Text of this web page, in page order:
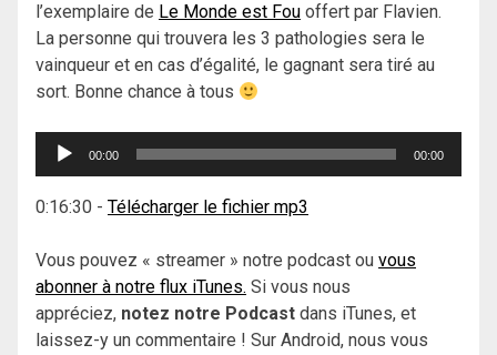
l’exemplaire de Le Monde est Fou offert par Flavien.
La personne qui trouvera les 3 pathologies sera le
vainqueur et en cas d’égalité, le gagnant sera tiré au
sort. Bonne chance à tous
Lecteur
00:00 00:00
0:16:30 - Télécharger le fichier mp3
Vous pouvez « streamer » notre podcast ou vous
abonner à notre flux iTunes. Si vous nous
appréciez, notez notre Podcast dans iTunes, et
laissez-y un commentaire ! Sur Android, nous vous